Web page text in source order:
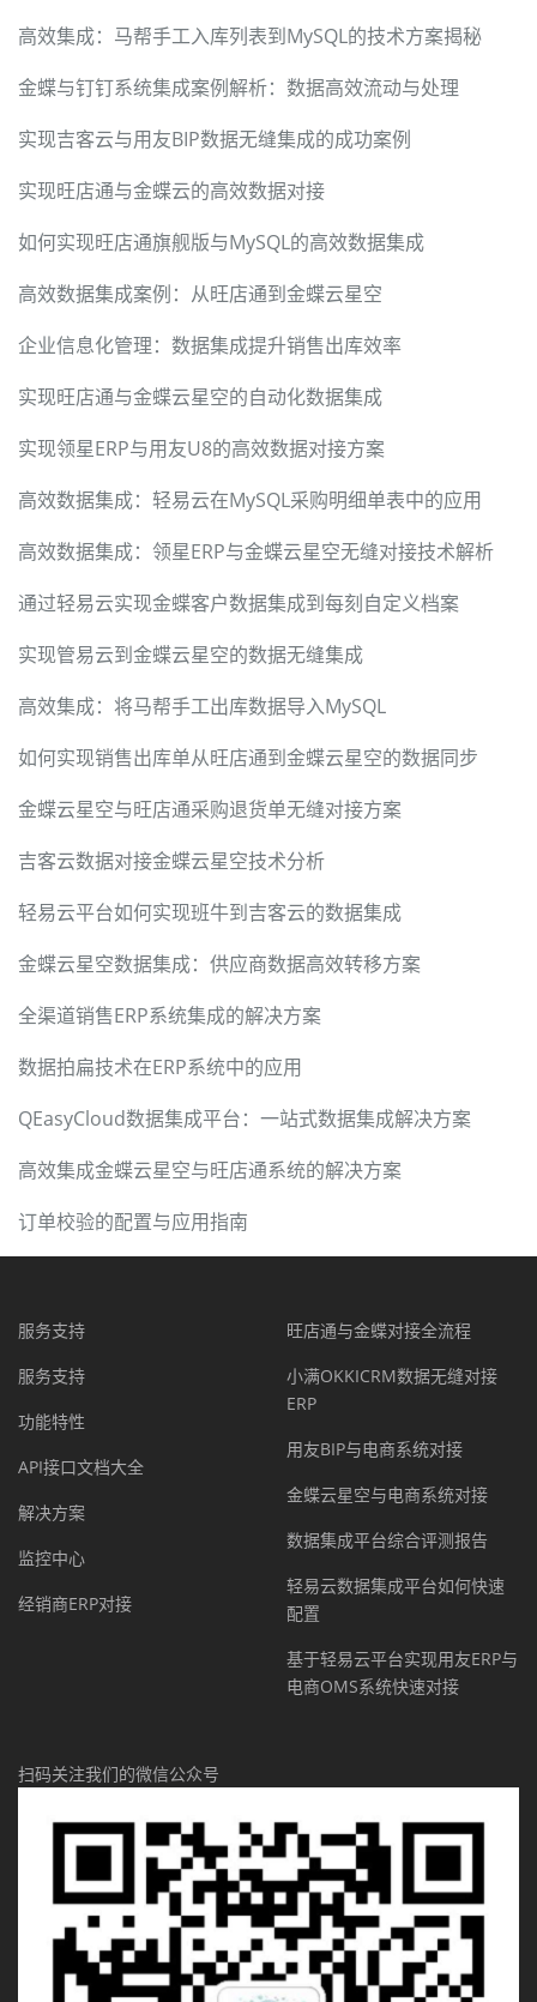
高效集成：马帮手工入库列表到MySQL的技术方案揭秘
金蝶与钉钉系统集成案例解析：数据高效流动与处理
实现吉客云与用友BIP数据无缝集成的成功案例
实现旺店通与金蝶云的高效数据对接
如何实现旺店通旗舰版与MySQL的高效数据集成
高效数据集成案例：从旺店通到金蝶云星空
企业信息化管理：数据集成提升销售出库效率
实现旺店通与金蝶云星空的自动化数据集成
实现领星ERP与用友U8的高效数据对接方案
高效数据集成：轻易云在MySQL采购明细单表中的应用
高效数据集成：领星ERP与金蝶云星空无缝对接技术解析
通过轻易云实现金蝶客户数据集成到每刻自定义档案
实现管易云到金蝶云星空的数据无缝集成
高效集成：将马帮手工出库数据导入MySQL
如何实现销售出库单从旺店通到金蝶云星空的数据同步
金蝶云星空与旺店通采购退货单无缝对接方案
吉客云数据对接金蝶云星空技术分析
轻易云平台如何实现班牛到吉客云的数据集成
金蝶云星空数据集成：供应商数据高效转移方案
全渠道销售ERP系统集成的解决方案
数据拍扁技术在ERP系统中的应用
QEasyCloud数据集成平台：一站式数据集成解决方案
高效集成金蝶云星空与旺店通系统的解决方案
订单校验的配置与应用指南
服务支持
服务支持
功能特性
API接口文档大全
解决方案
监控中心
经销商ERP对接
旺店通与金蝶对接全流程
小满OKKICRM数据无缝对接
ERP
用友BIP与电商系统对接
金蝶云星空与电商系统对接
数据集成平台综合评测报告
轻易云数据集成平台如何快速
配置
基于轻易云平台实现用友ERP与
电商OMS系统快速对接
扫码关注我们的微信公众号